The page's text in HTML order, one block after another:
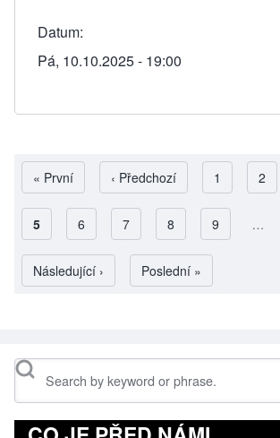
Datum
Pá, 10.10.2025 - 19:00
Pagination
First page
« První Předchozí stránka
‹ Předchozí Page
1 Page
2
Aktuální stránka
5 Page
6 Page
7 Page
8 Page
9 …
Následující stránka
Následující › Poslední stránka
Poslední »
Search